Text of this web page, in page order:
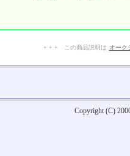
+ + + この商品説明は オーク
Copyright (C)